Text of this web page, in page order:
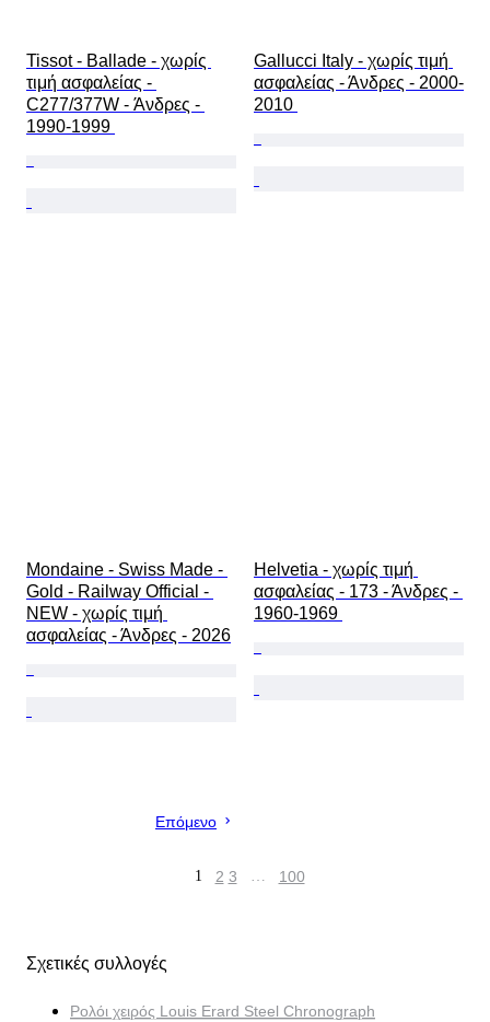
Tissot - Ballade - χωρίς
τιμή ασφαλείας -
C277/377W - Άνδρες -
1990-1999
Gallucci Italy - χωρίς τιμή
ασφαλείας - Άνδρες - 2000-
2010
Mondaine - Swiss Made -
Gold - Railway Official -
NEW - χωρίς τιμή
ασφαλείας - Άνδρες - 2026
Helvetia - χωρίς τιμή
ασφαλείας - 173 - Άνδρες -
1960-1969
Επόμενο
1 2 3 … 100
Σχετικές συλλογές
Ρολόι χειρός Louis Erard Steel Chronograph